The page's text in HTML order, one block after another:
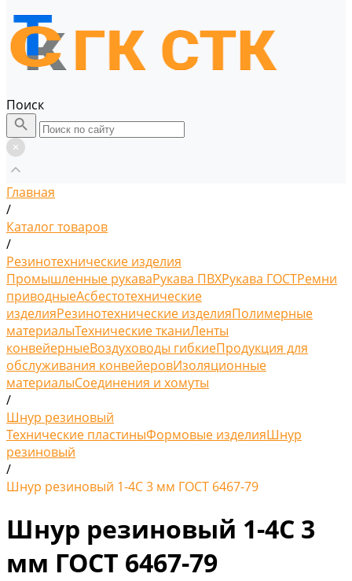
Поиск
Главная
/
Каталог товаров
/
Резинотехнические изделия
Промышленные рукаваРукава ПВХРукава ГОСТРемни
приводныеАсбестотехнические
изделияРезинотехнические изделияПолимерные
материалыТехнические тканиЛенты
конвейерныеВоздуховоды гибкиеПродукция для
обслуживания конвейеровИзоляционные
материалыСоединения и хомуты
/
Шнур резиновый
Технические пластиныФормовые изделияШнур
резиновый
/
Шнур резиновый 1-4С 3 мм ГОСТ 6467-79
Шнур резиновый 1-4С 3
мм ГОСТ 6467-79